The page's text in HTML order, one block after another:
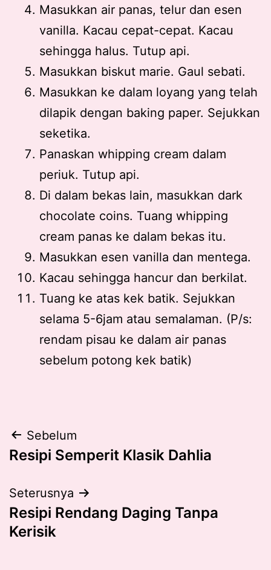
Masukkan air panas, telur dan esen
vanilla. Kacau cepat-cepat. Kacau
sehingga halus. Tutup api.
Masukkan biskut marie. Gaul sebati.
Masukkan ke dalam loyang yang telah
dilapik dengan baking paper. Sejukkan
seketika.
Panaskan whipping cream dalam
periuk. Tutup api.
Di dalam bekas lain, masukkan dark
chocolate coins. Tuang whipping
cream panas ke dalam bekas itu.
Masukkan esen vanilla dan mentega.
Kacau sehingga hancur dan berkilat.
Tuang ke atas kek batik. Sejukkan
selama 5-6jam atau semalaman. (P/s:
rendam pisau ke dalam air panas
sebelum potong kek batik)
Post
navigation
Sebelum
Resipi Semperit Klasik Dahlia
Seterusnya
Resipi Rendang Daging Tanpa
Kerisik